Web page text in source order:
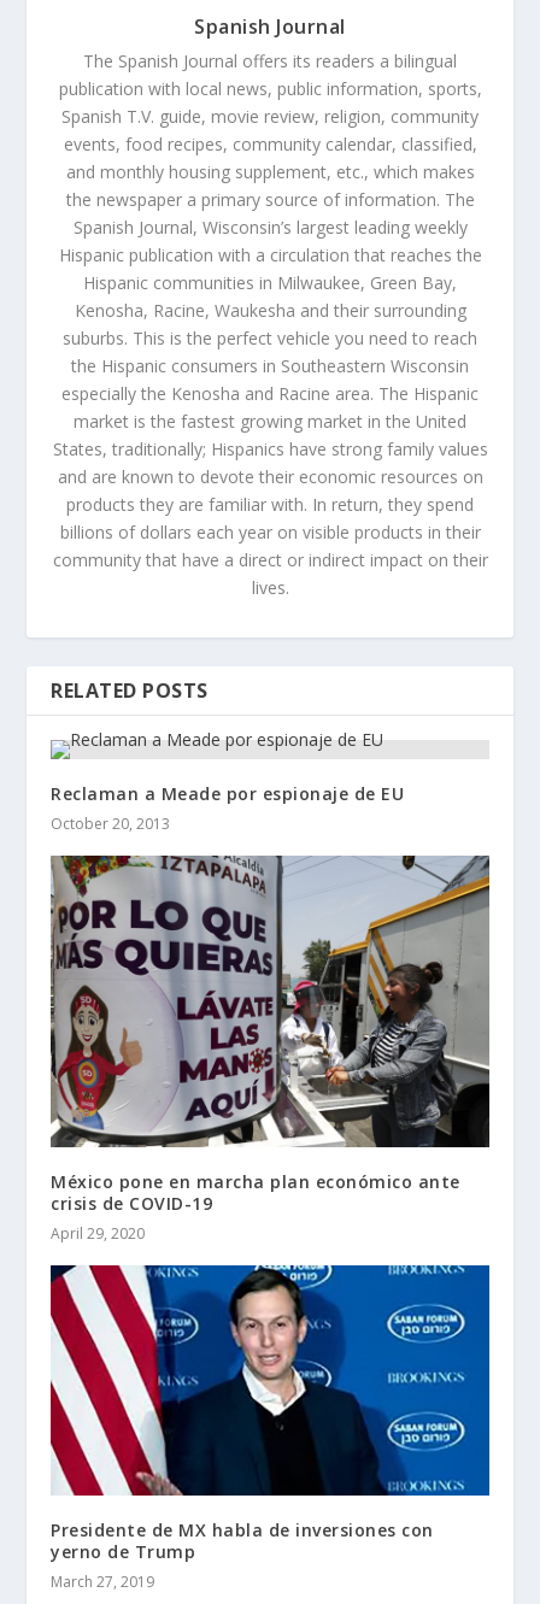
Spanish Journal
The Spanish Journal offers its readers a bilingual
publication with local news, public information, sports,
Spanish T.V. guide, movie review, religion, community
events, food recipes, community calendar, classified,
and monthly housing supplement, etc., which makes
the newspaper a primary source of information. The
Spanish Journal, Wisconsin’s largest leading weekly
Hispanic publication with a circulation that reaches the
Hispanic communities in Milwaukee, Green Bay,
Kenosha, Racine, Waukesha and their surrounding
suburbs. This is the perfect vehicle you need to reach
the Hispanic consumers in Southeastern Wisconsin
especially the Kenosha and Racine area. The Hispanic
market is the fastest growing market in the United
States, traditionally; Hispanics have strong family values
and are known to devote their economic resources on
products they are familiar with. In return, they spend
billions of dollars each year on visible products in their
community that have a direct or indirect impact on their
lives.
RELATED POSTS
Reclaman a Meade por espionaje de EU
October 20, 2013
México pone en marcha plan económico ante
crisis de COVID-19
April 29, 2020
Presidente de MX habla de inversiones con
yerno de Trump
March 27, 2019